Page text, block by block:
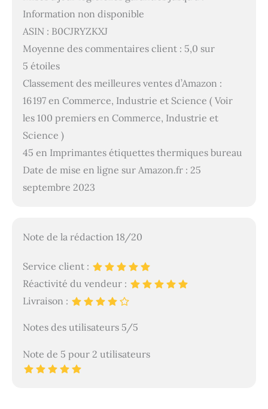
Information non disponible
ASIN : B0CJRYZKXJ
Moyenne des commentaires client : 5,0 sur
5 étoiles
Classement des meilleures ventes d’Amazon :
16 197 en Commerce, Industrie et Science ( Voir
les 100 premiers en Commerce, Industrie et
Science )
45 en Imprimantes étiquettes thermiques bureau
Date de mise en ligne sur Amazon.fr : 25
septembre 2023
Note de la rédaction 18/20
Service client :
Réactivité du vendeur :
Livraison :
Notes des utilisateurs 5/5
Note de 5 pour 2 utilisateurs